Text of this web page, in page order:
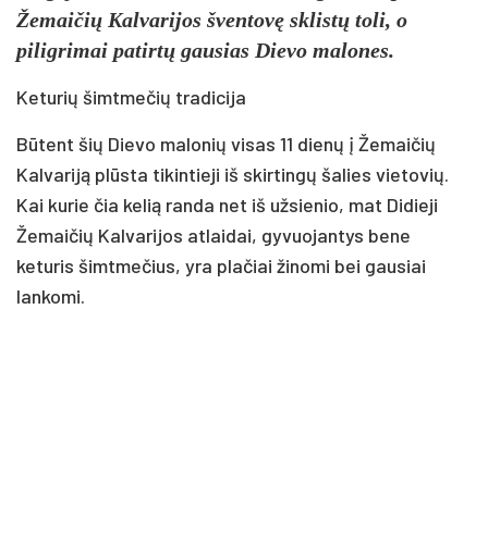
Žemaičių Kalvarijos šventovę sklistų toli, o
piligrimai patirtų gausias Dievo malones.
Keturių šimtmečių tradicija
Būtent šių Dievo malonių visas 11 dienų į Žemaičių
Kalvariją plūsta tikintieji iš skirtingų šalies vietovių.
Kai kurie čia kelią randa net iš užsienio, mat Didieji
Žemaičių Kalvarijos atlaidai, gyvuojantys bene
keturis šimtmečius, yra plačiai žinomi bei gausiai
lankomi.